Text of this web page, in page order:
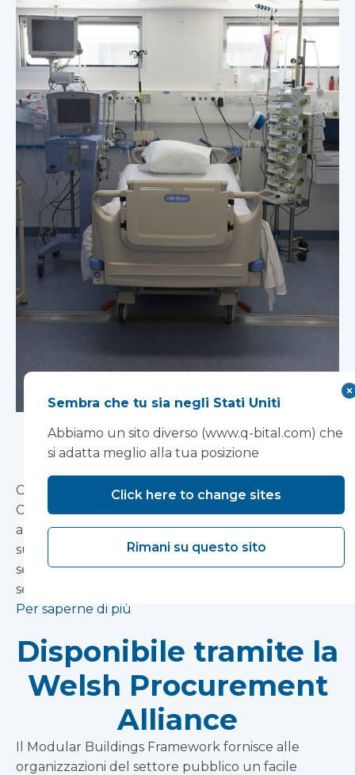
Siete pronti per la
stagione invernale?
Considerata l'incertezza sulle prospettive del
Covid-19, ora è più importante che mai pianificare in
anticipo l'inverno per garantire una capacità
sufficiente a gestire potenziali picchi di domanda
senza influire sulla fornitura di cure elettive o
servizi diagnostici.
Per saperne di più
Disponibile tramite la
Welsh Procurement
Alliance
Il Modular Buildings Framework fornisce alle
organizzazioni del settore pubblico un facile
Sembra che tu sia negli Stati Uniti
Abbiamo un sito diverso (www.q-bital.com) che
si adatta meglio alla tua posizione
Click here to change sites
Rimani su questo sito